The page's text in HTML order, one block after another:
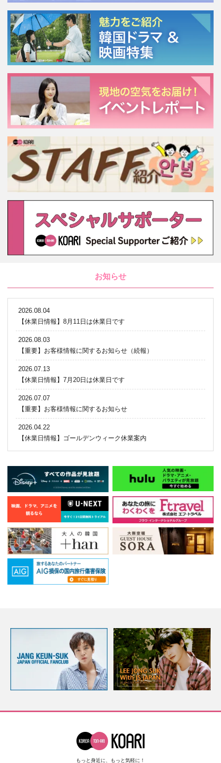
お知らせ
2026.08.04
【休業日情報】8月11日は休業日です
2026.08.03
【重要】お客様情報に関するお知らせ（続報）
2026.07.13
【休業日情報】7月20日は休業日です
2026.07.07
【重要】お客様情報に関するお知らせ
2026.04.22
【休業日情報】ゴールデンウィーク休業案内
もっと身近に、もっと気軽に！